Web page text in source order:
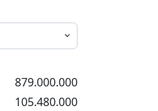
879.000.000
105.480.000